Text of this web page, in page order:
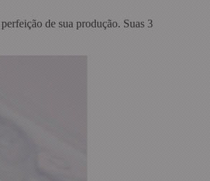
de sua produção. Suas 3